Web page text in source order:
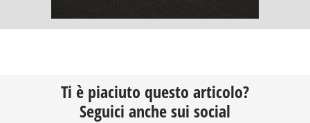
Ti è piaciuto questo articolo?
Seguici anche sui social